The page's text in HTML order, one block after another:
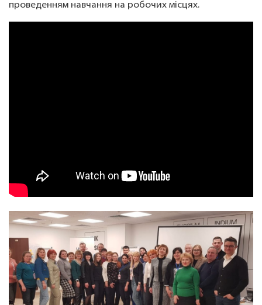
проведенням навчання на робочих місцях.